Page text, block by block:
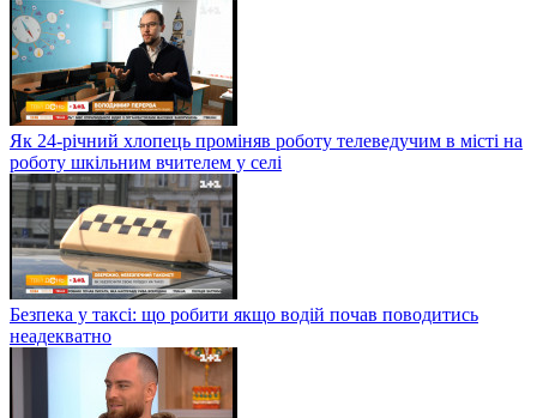
Як 24-річний хлопець проміняв роботу телеведучим в місті на
роботу шкільним вчителем у селі
Безпека у таксі: що робити якщо водій почав поводитись
неадекватно